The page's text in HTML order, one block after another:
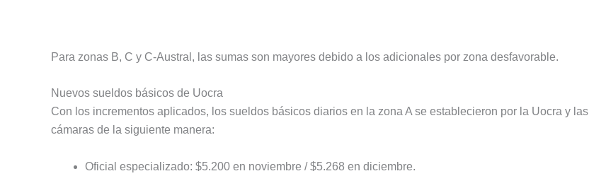
Para zonas B, C y C-Austral, las sumas son mayores debido a los adicionales por zona desfavorable.
Nuevos sueldos básicos de Uocra
Con los incrementos aplicados, los sueldos básicos diarios en la zona A se establecieron por la Uocra y las
cámaras de la siguiente manera:
Oficial especializado: $5.200 en noviembre / $5.268 en diciembre.